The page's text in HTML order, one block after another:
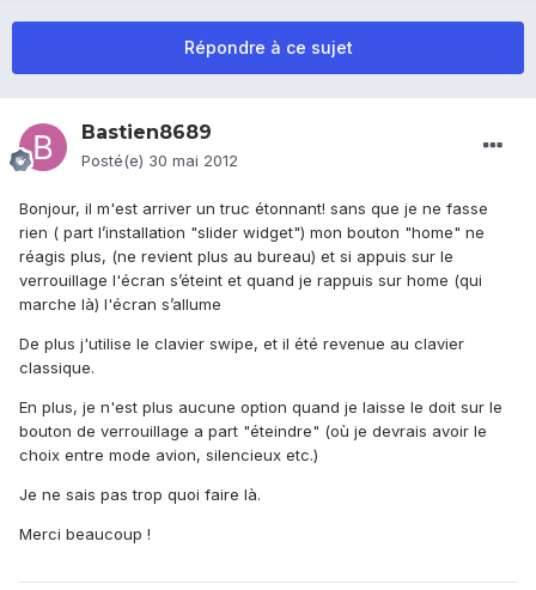
Répondre à ce sujet
Bastien8689
Posté(e) 30 mai 2012
Bonjour, il m'est arriver un truc étonnant! sans que je ne fasse
rien ( part l’installation "slider widget") mon bouton "home" ne
réagis plus, (ne revient plus au bureau) et si appuis sur le
verrouillage l'écran s’éteint et quand je rappuis sur home (qui
marche là) l'écran s’allume
De plus j'utilise le clavier swipe, et il été revenue au clavier
classique.
En plus, je n'est plus aucune option quand je laisse le doit sur le
bouton de verrouillage a part "éteindre" (où je devrais avoir le
choix entre mode avion, silencieux etc.)
Je ne sais pas trop quoi faire là.
Merci beaucoup !